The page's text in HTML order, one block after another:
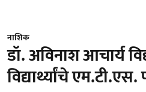
नाशिक
डॉ. अविनाश आचार्य
विद्यार्थ्यांचे